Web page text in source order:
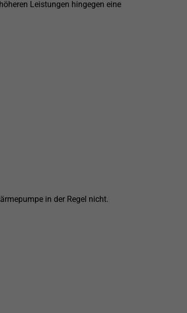
Leistungen hingegen eine
in der Regel nicht.